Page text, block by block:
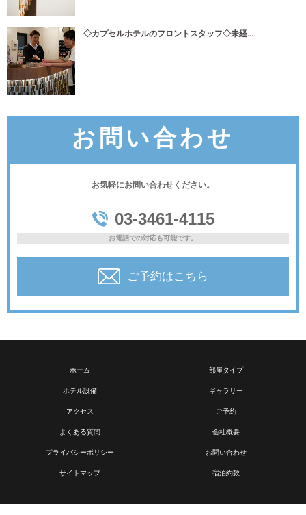
◇カプセルホテルのフロントスタッフ◇未経...
お問い合わせ
お気軽にお問い合わせください。
03-3461-4115
お電話での対応も可能です。
ご予約はこちら
ホーム 部屋タイプ
ホテル設備 ギャラリー
アクセス ご予約
よくある質問 会社概要
プライバシーポリシー お問い合わせ
サイトマップ 宿泊約款